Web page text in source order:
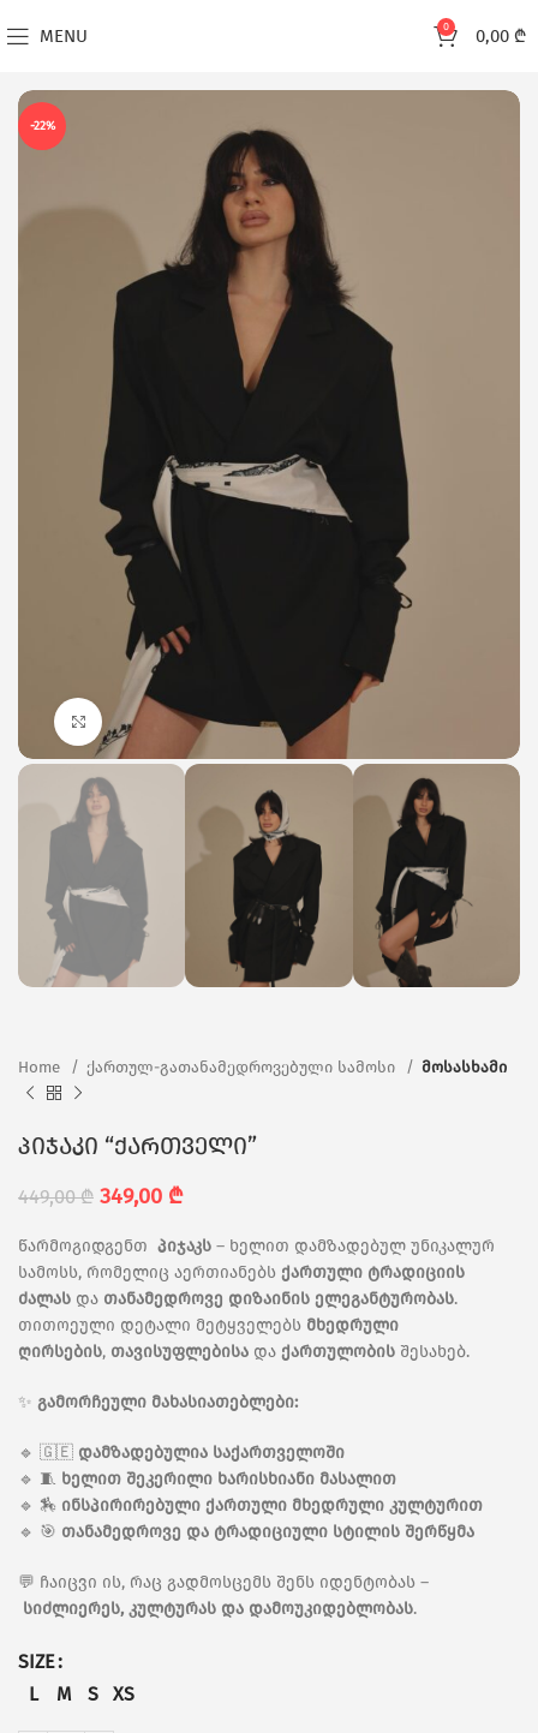
MENU 0 0,00 ₾
-22%
Click to enlarge
Home ქართულ-გათანამედროვებული სამოსი მოსასხამი
პიჯაკი “ქართველი”
449,00₾ 349,00 ₾
წარმოგიდგენთ პიჯაკს – ხელით დამზადებულ უნიკალურ
სამოსს, რომელიც აერთიანებს ქართული ტრადიციის
ძალას და თანამედროვე დიზაინის ელეგანტურობას.
თითოეული დეტალი მეტყველებს მხედრული
ღირსების, თავისუფლებისა და ქართულობის შესახებ.
✨ გამორჩეული მახასიათებლები:
🔹 🇬🇪 დამზადებულია საქართველოში
🔹 🧵 ხელით შეკერილი ხარისხიანი მასალით
🔹 🏇 ინსპირირებული ქართული მხედრული კულტურით
🔹 🎯 თანამედროვე და ტრადიციული სტილის შერწყმა
💬 ჩაიცვი ის, რაც გადმოსცემს შენს იდენტობას –
სიძლიერეს, კულტურას და დამოუკიდებლობას.
SIZE
L
M S XS